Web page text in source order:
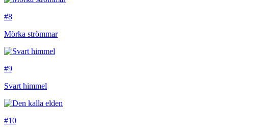
#8
Mörka strömmar
#9
Svart himmel
#10